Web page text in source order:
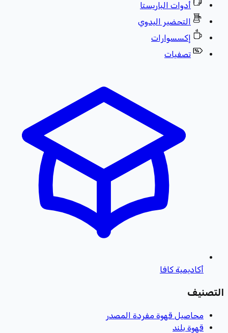
أدوات الباريستا
التحضير اليدوي
إكسسوارات
تصفيات
أكاديمية كافا
التصنيف
محاصيل قهوة مفردة المصدر
قهوة بلند